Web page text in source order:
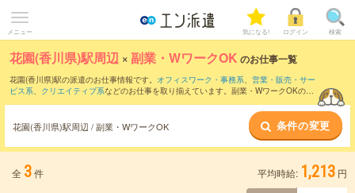
メニュー 気になる! ログイン 検索
花園(香川県)駅周辺 ×副業・WワークOK のお仕事一覧
花園(香川県)駅の派遣のお仕事情報です。 オフィスワーク・事務系、 営業・販売・サー
ビス系、 クリエイティブ系などのお仕事を取り揃えています。副業・WワークOKの条
花園(香川県)駅周辺 / 副業・WワークOK 条件の変更
全 3件 平均時給: 1,213 円